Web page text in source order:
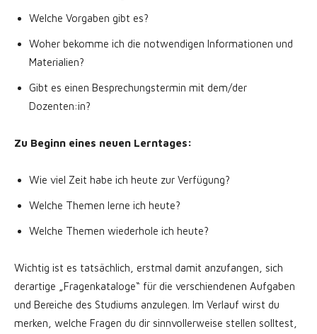
Welche Vorgaben gibt es?
Woher bekomme ich die notwendigen Informationen und
Materialien?
Gibt es einen Besprechungstermin mit dem/der
Dozenten:in?
Zu Beginn eines neuen Lerntages:
Wie viel Zeit habe ich heute zur Verfügung?
Welche Themen lerne ich heute?
Welche Themen wiederhole ich heute?
Wichtig ist es tatsächlich, erstmal damit anzufangen, sich
derartige „Fragenkataloge“ für die verschiendenen Aufgaben
und Bereiche des Studiums anzulegen. Im Verlauf wirst du
merken, welche Fragen du dir sinnvollerweise stellen solltest,